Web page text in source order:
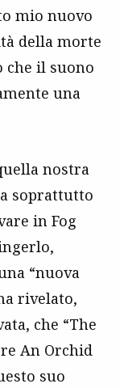
mio nuovo
della morte
che il suono
una
nostra
soprattutto
in Fog
“nuova
rivelato,
che “The
An Orchid
suo